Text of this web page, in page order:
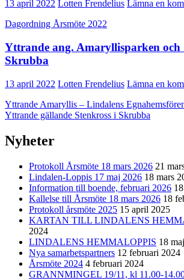
13 april 2022 Lotten Frendelius Lämna en
Dagordning Årsmöte 2022
Yttrande ang. Amaryllisparken och
Skrubba
13 april 2022 Lotten Frendelius Lämna en
Yttrande Amaryllis – Lindalens
Yttrande gällande Stenkross i Skrubba
Nyheter
Protokoll Årsmöte 18 mars 2026 21
Lindalen-Loppis 17 maj 2026 18 mars
Information till boende, februari 2026
Kallelse till Årsmöte 18 mars 2026 18
Protokoll årsmöte 2025 15 april 2025
KARTAN TILL LINDALENS
2024
LINDALENS HEMMALOPPIS 18
Nya samarbetspartners 12 februari 2024
Årsmöte 2024 4 februari 2024
GRANNMINGEL 19/11, kl 11.00-